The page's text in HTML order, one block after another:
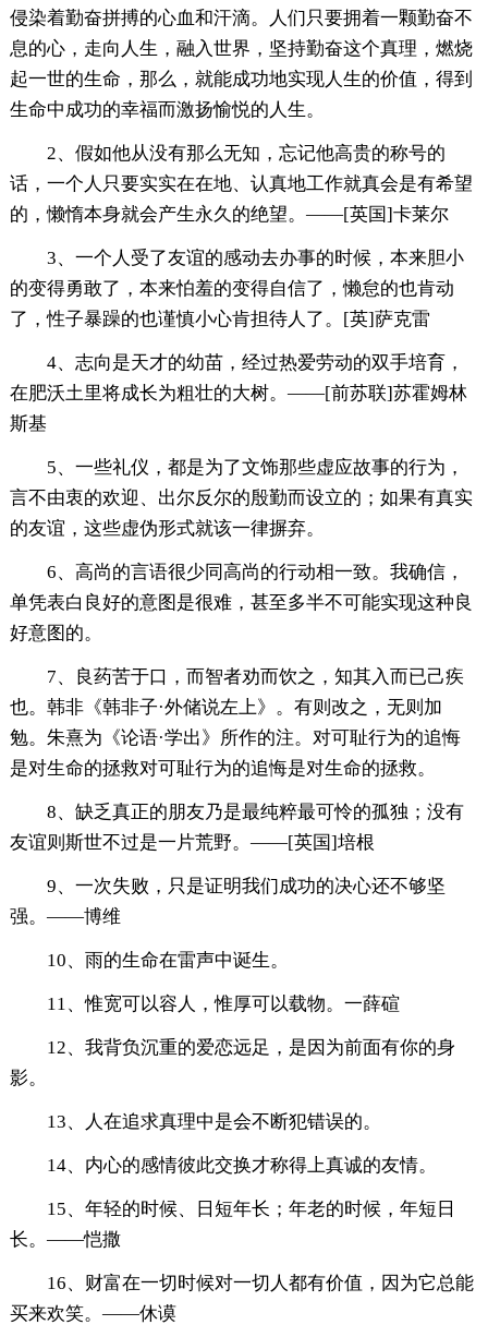
侵染着勤奋拼搏的心血和汗滴。人们只要拥着一颗勤奋不
息的心，走向人生，融入世界，坚持勤奋这个真理，燃烧
起一世的生命，那么，就能成功地实现人生的价值，得到
生命中成功的幸福而激扬愉悦的人生。
2、假如他从没有那么无知，忘记他高贵的称号的
话，一个人只要实实在在地、认真地工作就真会是有希望
的，懒惰本身就会产生永久的绝望。——[英国]卡莱尔
3、一个人受了友谊的感动去办事的时候，本来胆小
的变得勇敢了，本来怕羞的变得自信了，懒怠的也肯动
了，性子暴躁的也谨慎小心肯担待人了。[英]萨克雷
4、志向是天才的幼苗，经过热爱劳动的双手培育，
在肥沃土里将成长为粗壮的大树。——[前苏联]苏霍姆林
斯基
5、一些礼仪，都是为了文饰那些虚应故事的行为，
言不由衷的欢迎、出尔反尔的殷勤而设立的；如果有真实
的友谊，这些虚伪形式就该一律摒弃。
6、高尚的言语很少同高尚的行动相一致。我确信，
单凭表白良好的意图是很难，甚至多半不可能实现这种良
好意图的。
7、良药苦于口，而智者劝而饮之，知其入而已己疾
也。韩非《韩非子·外储说左上》。有则改之，无则加
勉。朱熹为《论语·学出》所作的注。对可耻行为的追悔
是对生命的拯救对可耻行为的追悔是对生命的拯救。
8、缺乏真正的朋友乃是最纯粹最可怜的孤独；没有
友谊则斯世不过是一片荒野。——[英国]培根
9、一次失败，只是证明我们成功的决心还不够坚
强。——博维
10、雨的生命在雷声中诞生。
11、惟宽可以容人，惟厚可以载物。一薛碹
12、我背负沉重的爱恋远足，是因为前面有你的身
影。
13、人在追求真理中是会不断犯错误的。
14、内心的感情彼此交换才称得上真诚的友情。
15、年轻的时候、日短年长；年老的时候，年短日
长。——恺撒
16、财富在一切时候对一切人都有价值，因为它总能
买来欢笑。——休谟